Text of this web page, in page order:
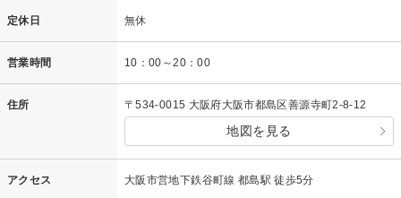
定休日 無休
営業時間 10：00～20：00
住所 〒534-0015 大阪府大阪市都島区善源寺町2-8-12
地図を見る
アクセス 大阪市営地下鉄谷町線 都島駅 徒歩5分